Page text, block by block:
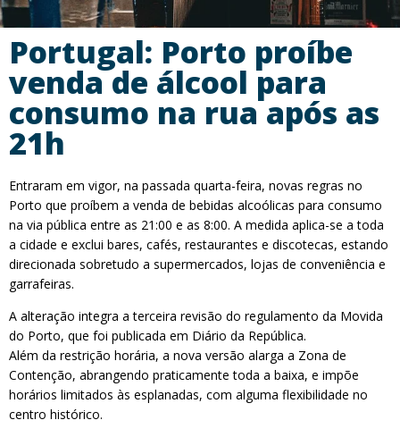
Portugal: Porto proíbe
venda de álcool para
consumo na rua após as
21h
Entraram em vigor, na passada quarta-feira, novas regras no
Porto que proíbem a venda de bebidas alcoólicas para consumo
na via pública entre as 21:00 e as 8:00. A medida aplica-se a toda
a cidade e exclui bares, cafés, restaurantes e discotecas, estando
direcionada sobretudo a supermercados, lojas de conveniência e
garrafeiras.
A alteração integra a terceira revisão do regulamento da Movida
do Porto, que foi publicada em Diário da República.
Além da restrição horária, a nova versão alarga a Zona de
Contenção, abrangendo praticamente toda a baixa, e impõe
horários limitados às esplanadas, com alguma flexibilidade no
centro histórico.